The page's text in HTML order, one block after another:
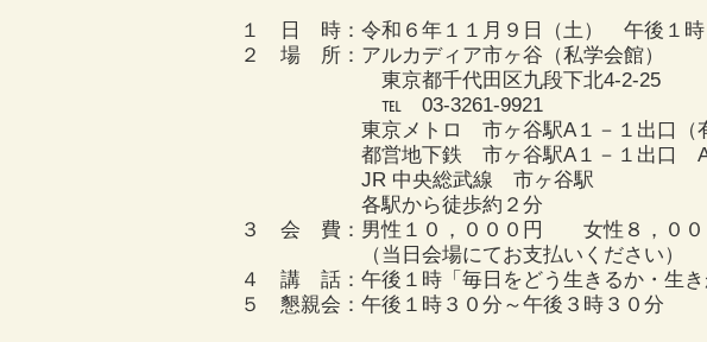
１ 日 時：令和６年１１月９日（土） 午後１時
２ 場 所：アルカディア市ヶ谷（私学会館）
東京都千代田区九段下北4-2-25
℡ 03-3261-9921
東京メトロ 市ヶ谷駅A１－１出口（有楽
都営地下鉄 市ヶ谷駅A１－１出口 A4出
JR 中央総武線 市ヶ谷駅
各駅から徒歩約２分
３ 会 費：男性１０，０００円 女性８，００
（当日会場にてお支払いください）
４ 講 話：午後１時「毎日をどう生きるか・生
５ 懇親会：午後１時３０分～午後３時３０分